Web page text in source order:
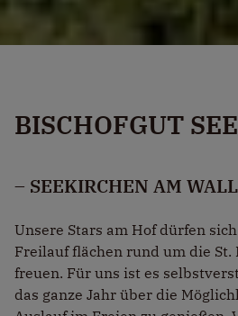
BISCHOFGUT
– SEEKIRCHEN AM
Unsere Stars am Hof dürfen
Freilauf flächen rund um die St.
freuen. Für uns ist es
das ganze Jahr über die